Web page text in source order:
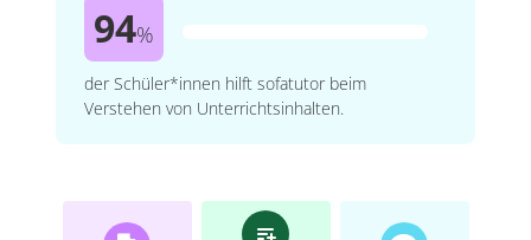
94%
der Schüler*innen hilft sofatutor beim
Verstehen von Unterrichtsinhalten.